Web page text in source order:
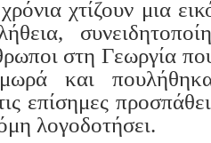
χτίζουν μια
στη Γεωργία
και
επίσημες
λογοδοτήσει.